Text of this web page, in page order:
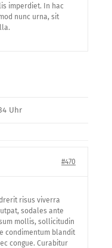
imperdiet. In hac
nunc urna, sit
Uhr
#470
risus viverra
sodales ante
mollis, sollicitudin
condimentum blandit
congue. Curabitur